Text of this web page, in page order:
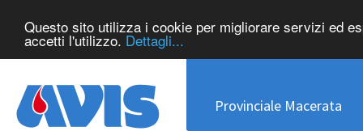
Questo sito utilizza i cookie per migliorare servizi ed
accetti l'utilizzo. Dettagli...
Provinciale Macerata